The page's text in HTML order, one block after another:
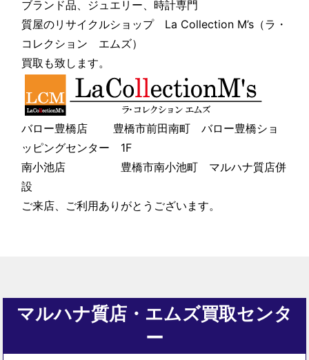
ブランド品、ジュエリー、時計専門
質屋のリサイクルショップ La Collection M’s（ラ・
コレクション エムズ）
買取も致します。
バロー豊橋店 豊橋市前田南町 バロー豊橋ショ
ッピングセンター 1F
南小池店 豊橋市南小池町 マルハナ質店併
設
ご来店、ご利用ありがとうございます。
マルハナ質店・エムズ買取センタ
ー